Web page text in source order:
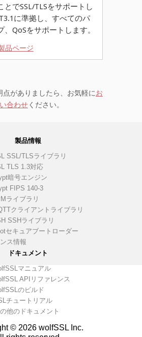
とでSSL/TLSをサポートし
に準拠し、すべてのパ
、QoSをサポートします。
品ページ
点がありましたら、お気軽にお
合わせください。
製品情報
SSL/TLSライブラリ
TLS 1.3対応
暗号エンジン
FIPS 140-3
ライブラリ
クライアントライブラリ
SSHライブラリ
セキュアブートローダー
ス情報
ドキュメント
マニュアル
APIリファレンス
のビルド
チュートリアル
他のドキュメント
© 2026 wolfSSL Inc.